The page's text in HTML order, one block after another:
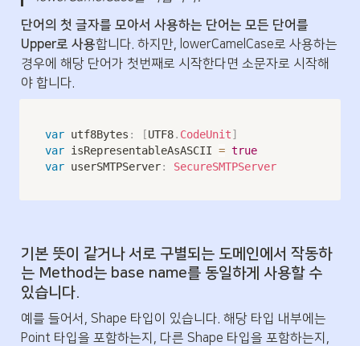
단어의 첫 글자를 모아서 사용하는 단어는 모든 단어를
Upper로 사용합니다. 하지만, lowerCamelCase로 사용하는
경우에 해당 단어가 첫번째로 시작한다면 소문자로 시작해
야 합니다.
var utf8Bytes : [UTF8. CodeUnit]
var isRepresentableAsASCII = true
var userSMTPServer: SecureSMTPServer
기본 뜻이 같거나 서로 구별되는 도메인에서 작동하
는 Method는 base name를 동일하게 사용할 수
있습니다.
예를 들어서, Shape 타입이 있습니다. 해당 타입 내부에는
Point 타입을 포함하는지, 다른 Shape 타입을 포함하는지,